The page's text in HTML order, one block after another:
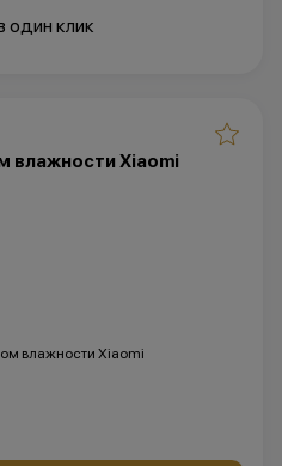
один клик
влажности Xiaomi